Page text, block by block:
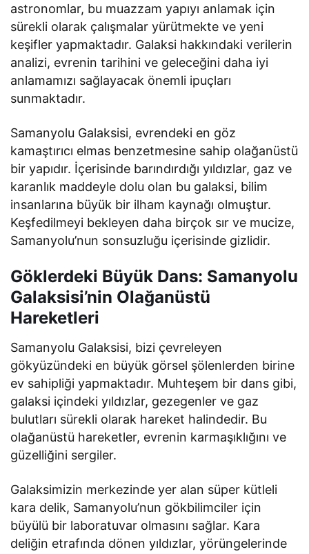
astronomlar, bu muazzam yapıyı anlamak için
sürekli olarak çalışmalar yürütmekte ve yeni
keşifler yapmaktadır. Galaksi hakkındaki verilerin
analizi, evrenin tarihini ve geleceğini daha iyi
anlamamızı sağlayacak önemli ipuçları
sunmaktadır.
Samanyolu Galaksisi, evrendeki en göz
kamaştırıcı elmas benzetmesine sahip olağanüstü
bir yapıdır. İçerisinde barındırdığı yıldızlar, gaz ve
karanlık maddeyle dolu olan bu galaksi, bilim
insanlarına büyük bir ilham kaynağı olmuştur.
Keşfedilmeyi bekleyen daha birçok sır ve mucize,
Samanyolu’nun sonsuzluğu içerisinde gizlidir.
Göklerdeki Büyük Dans: Samanyolu
Galaksisi’nin Olağanüstü
Hareketleri
Samanyolu Galaksisi, bizi çevreleyen
gökyüzündeki en büyük görsel şölenlerden birine
ev sahipliği yapmaktadır. Muhteşem bir dans gibi,
galaksi içindeki yıldızlar, gezegenler ve gaz
bulutları sürekli olarak hareket halindedir. Bu
olağanüstü hareketler, evrenin karmaşıklığını ve
güzelliğini sergiler.
Galaksimizin merkezinde yer alan süper kütleli
kara delik, Samanyolu’nun gökbilimciler için
büyülü bir laboratuvar olmasını sağlar. Kara
deliğin etrafında dönen yıldızlar, yörüngelerinde